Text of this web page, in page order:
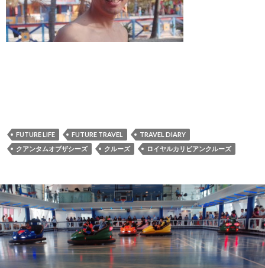
FUTURE LIFE FUTURE TRAVEL
TRAVEL DIARY
クアンタムオブザシーズ
クルーズ ロイヤルカリビアンクルーズ